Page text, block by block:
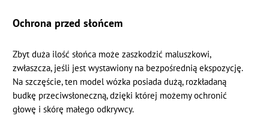
Ochrona przed słońcem
Zbyt duża ilość słońca może zaszkodzić maluszkowi,
zwłaszcza, jeśli jest wystawiony na bezpośrednią ekspozycję.
Na szczęście, ten model wózka posiada dużą, rozkładaną
budkę przeciwsłoneczną, dzięki której możemy ochronić
głowę i skórę małego odkrywcy.